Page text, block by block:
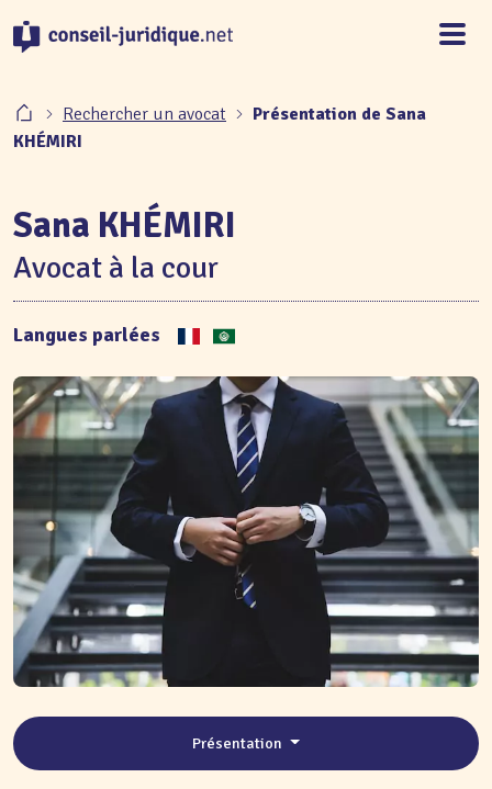
Rechercher un avocat
Présentation de Sana
KHÉMIRI
Sana KHÉMIRI
Avocat à la cour
Langues parlées
Présentation